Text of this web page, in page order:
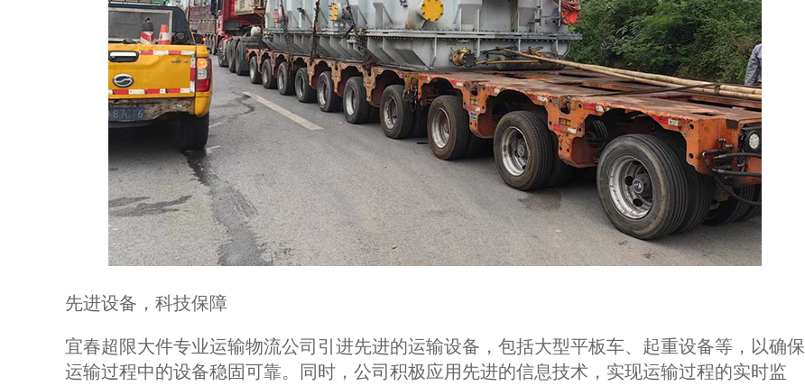
先进设备，科技保障
宜春超限大件专业运输物流公司引进先进的运输设备，包括大型平板车、起重设备等，以确保
运输过程中的设备稳固可靠。同时，公司积极应用先进的信息技术，实现运输过程的实时监